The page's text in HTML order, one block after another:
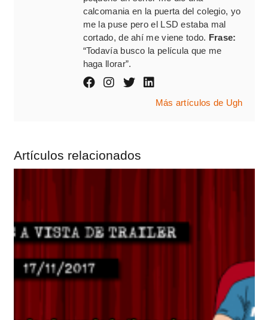
calcomania en la puerta del colegio, yo
me la puse pero el LSD estaba mal
cortado, de ahí me viene todo. Frase:
“Todavía busco la película que me
haga llorar”.
Más artículos de Ugh
Artículos relacionados